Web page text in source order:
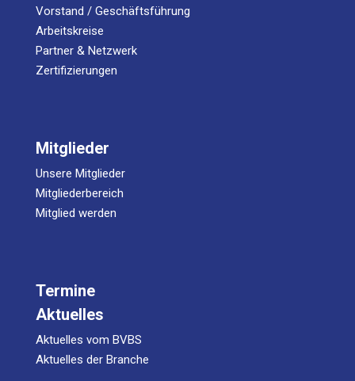
Vorstand / Geschäftsführung
Arbeitskreise
Partner & Netzwerk
Zertifizierungen
Mitglieder
Unsere Mitglieder
Mitgliederbereich
Mitglied werden
Termine
Aktuelles
Aktuelles vom BVBS
Aktuelles der Branche